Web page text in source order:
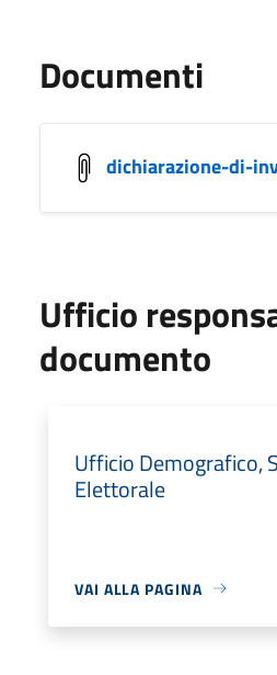
Documenti
dichiarazione-di-
Ufficio
documento
Ufficio Demografico,
Elettorale
VAI ALLA PAGINA